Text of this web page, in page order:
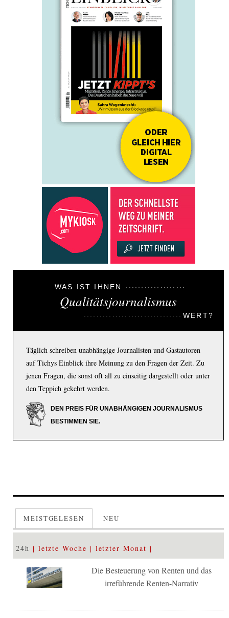
WAS IST IHNEN
Qualitätsjournalismus
WERT?
Täglich schreiben unabhängige Journalisten und Gastautoren
auf Tichys Einblick ihre Meinung zu den Fragen der Zeit. Zu
jenen Fragen, die sonst oft all zu einseitig dargestellt oder unter
den Teppich gekehrt werden.
DEN PREIS FÜR UNABHÄNGIGEN JOURNALISMUS
BESTIMMEN SIE.
MEISTGELESEN NEU
24h letzte Woche letzter Monat
Die Besteuerung von Renten und das
irreführende Renten-Narrativ